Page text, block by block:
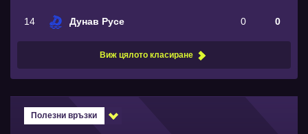
14 Дунав Русе 0 0
Виж цялото класиране
Полезни връзки